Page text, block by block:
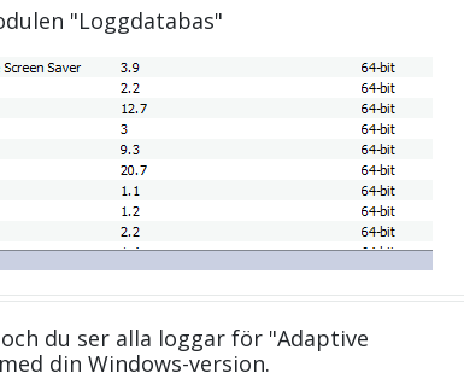
"Loggdatabas"
du ser alla loggar för "Adaptive
din Windows-version.